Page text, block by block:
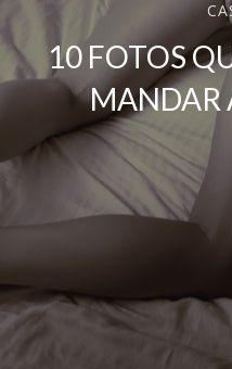
10 FOTOS
MANDAR